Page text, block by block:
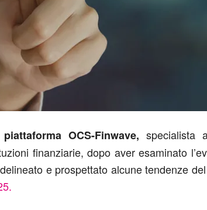
piattaforma OCS-Finwave, specialista
finanziarie, dopo aver esaminato
e prospettato alcune tendenze